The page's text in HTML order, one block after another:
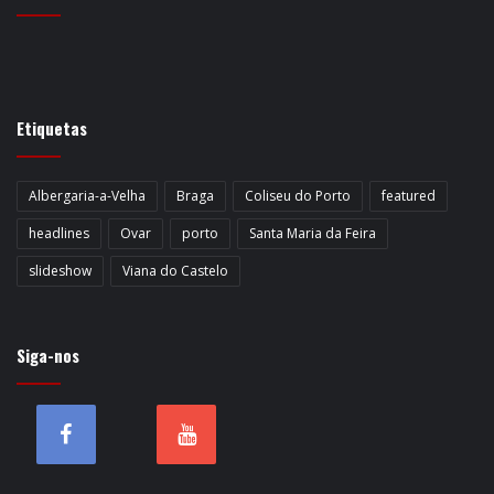
Etiquetas
Albergaria-a-Velha Braga Coliseu do Porto
featured
headlines
Ovar porto
Santa Maria da Feira
slideshow
Viana do Castelo
Siga-nos